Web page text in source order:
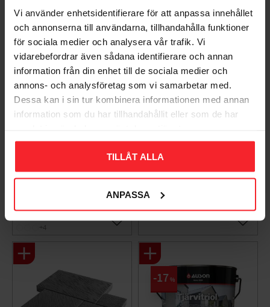
Vi använder enhetsidentifierare för att anpassa innehållet
och annonserna till användarna, tillhandahålla funktioner
för sociala medier och analysera vår trafik. Vi
vidarebefordrar även sådana identifierare och annan
information från din enhet till de sociala medier och
annons- och analysföretag som vi samarbetar med.
Dessa kan i sin tur kombinera informationen med annan
information som du har tillhandahållit eller som de har
TILLÅT ALLA
ANPASSA
Takpanna Palema 2-
kupig Candor Benders
Lägg till i favoriter
Trägolv Massiv Furu
Modern Extra Vit,
BA32272
Lägg
17 %